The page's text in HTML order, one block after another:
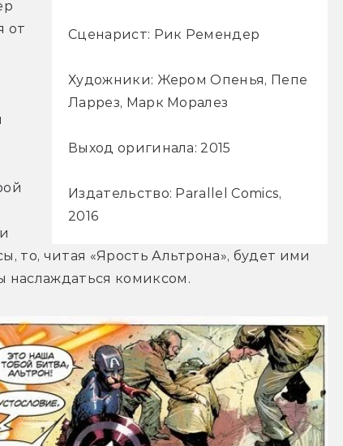
Сценарист: Рик Ремендер
Художники: Жером Опенья, Пепе
Ларрез, Марк Моралез
Выход оригинала: 2015
Издательство: Parallel Comics,
2016
от
то, читая «Ярость Альтрона», будет ими
наслаждаться комиксом.